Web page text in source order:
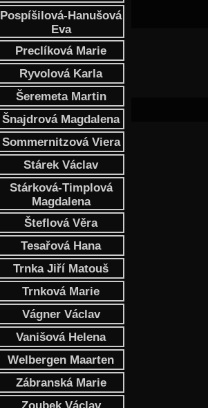
Pospíšilová-Hanušová
Eva
Preclíková Marie
Ryvolová Karla
Šeremeta Martin
Šnajdrová Magdalena
Sommernitzová Viera
Stárek Václav
Stárková-Timplová
Magdalena
Šteflová Věra
Tesařová Hana
Trnka Jiří Matouš
Trnková Marie
Vágner Václav
Vanišová Helena
Welbergen Maarten
Zábranská Marie